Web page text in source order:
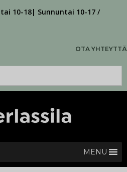
10-18| Sunnuntai 10-17 /
OTA YHTEYTTÄ
MENU